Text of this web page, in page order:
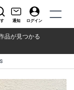
通知 ログイン
品が見つかる